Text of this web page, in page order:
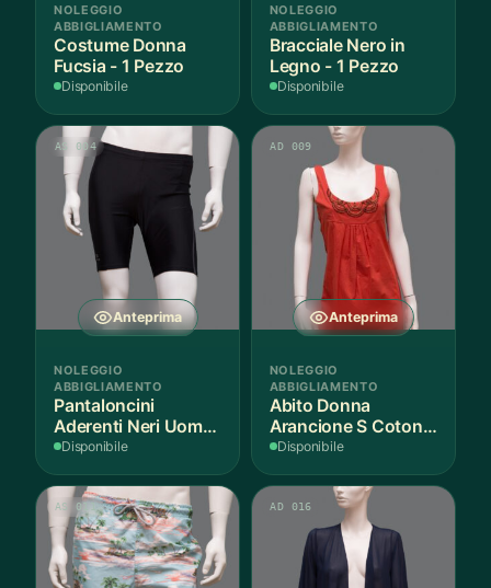
NOLEGGIO
ABBIGLIAMENTO
Costume Donna
Fucsia - 1 Pezzo
Disponibile
NOLEGGIO
ABBIGLIAMENTO
Bracciale Nero in
Legno - 1 Pezzo
Disponibile
Anteprima
AS 004
NOLEGGIO
ABBIGLIAMENTO
Pantaloncini
Aderenti Neri Uomo
S - 2 Paia
Disponibile
Anteprima
AD 009
NOLEGGIO
ABBIGLIAMENTO
Abito Donna
Arancione S Cotone
- 1 Pezzo
Disponibile
AS 011 AD 016